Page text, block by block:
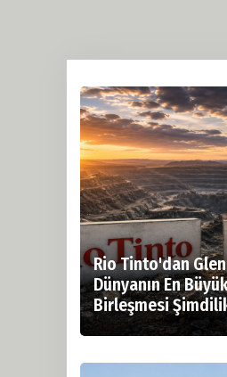
Rio Tinto'dan
Dünyanın En
Birleşmesi